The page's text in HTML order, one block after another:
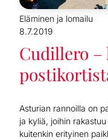
Eläminen ja lomailu
8.7.2019
Cudillero –
Asturian rannoilla on
ja kyliä, joihin
kuitenkin erityinen